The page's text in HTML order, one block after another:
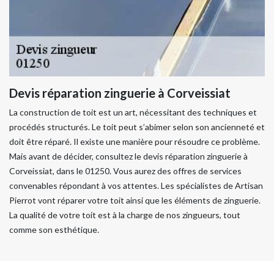
Devis réparation zinguerie à Corveissiat
La construction de toit est un art, nécessitant des techniques et
procédés structurés. Le toit peut s’abimer selon son ancienneté et
doit être réparé. Il existe une manière pour résoudre ce problème.
Mais avant de décider, consultez le devis réparation zinguerie à
Corveissiat, dans le 01250. Vous aurez des offres de services
convenables répondant à vos attentes. Les spécialistes de Artisan
Pierrot vont réparer votre toit ainsi que les éléments de zinguerie.
La qualité de votre toit est à la charge de nos zingueurs, tout
comme son esthétique.